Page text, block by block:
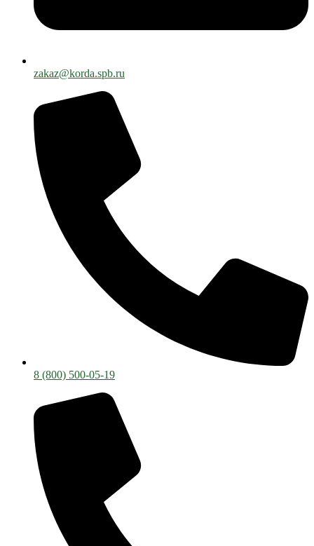
zakaz@korda.spb.ru
8 (800) 500-05-19